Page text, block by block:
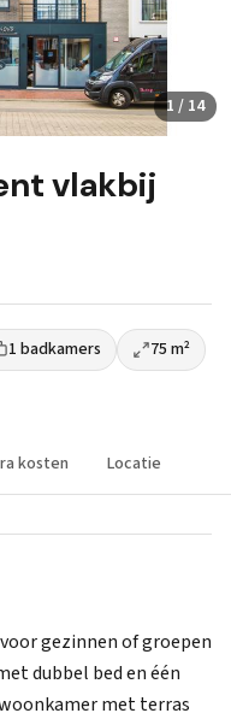
1 / 14
vlakbij
1 badkamers
75 m²
kosten Locatie
gezinnen of groepen
dubbel bed en één
met terras